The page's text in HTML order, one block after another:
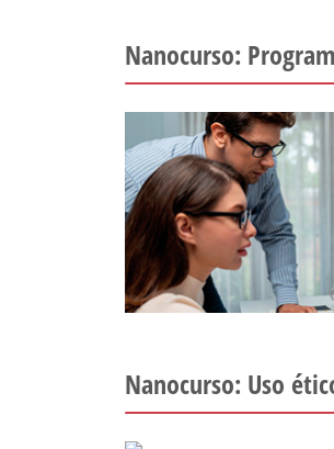
Nanocurso:
Nanocurso: Uso